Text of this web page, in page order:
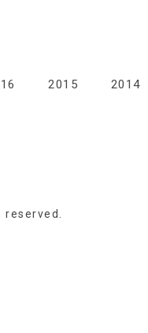
2015 2014